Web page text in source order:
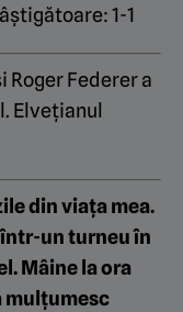
1-1
Roger Federer a
Elvețianul
din viața mea.
un turneu în
Mâine la ora
mulțumesc